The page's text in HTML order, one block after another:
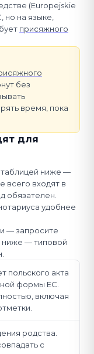
(Europejskie
на языке,
присяжного
без
время, пока
для
таблицей ниже —
всего входят в
обязателен.
удобнее
— запросите
ниже — типовой
польского акта
формы ЕС.
включая
родства.
с